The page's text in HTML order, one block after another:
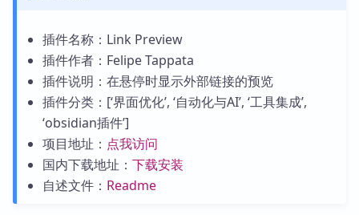
插件名称：Link Preview
插件作者：Felipe Tappata
插件说明：在悬停时显示外部链接的预览
插件分类：[‘界面优化’, ‘自动化与AI’, ‘工具集成’,
‘obsidian插件’]
项目地址： 点我访问
国内下载地址： 下载安装
自述文件： Readme